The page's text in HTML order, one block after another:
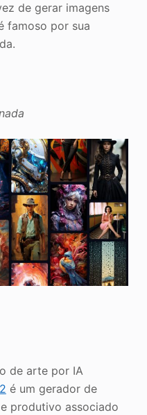
de gerar imagens
famoso por sua
de arte por IA
é um gerador de
produtivo associado